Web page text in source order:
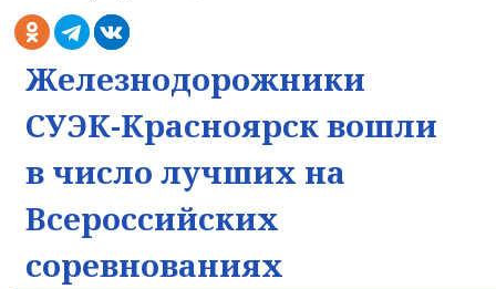
Железнодорожники
СУЭК-Красноярск вошли
в число лучших на
Всероссийских
соревнованиях